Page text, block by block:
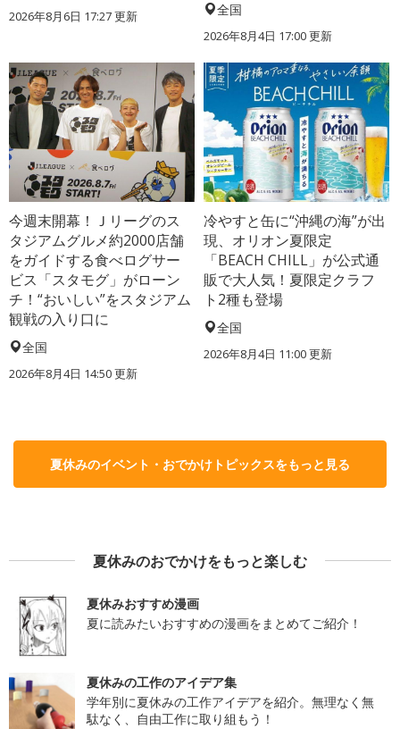
2026年8月6日 17:27更新 全国
2026年8月4日 17:00更新
今週末開幕！Ｊリーグのス
タジアムグルメ約2000店舗
をガイドする食べログサー
ビス「スタモグ」がローン
チ！“おいしい”をスタジアム
観戦の入り口に
全国
2026年8月4日 14:50更新
冷やすと缶に“沖縄の海”が出
現、オリオン夏限定
「BEACH CHILL」が公式通
販で大人気！夏限定クラフ
ト2種も登場
全国
2026年8月4日 11:00更新
夏休みのイベント・おでかけトピックスをもっと見る
夏休みのおでかけをもっと楽しむ
夏休みおすすめ漫画
夏に読みたいおすすめの漫画をまとめてご紹介！
夏休みの工作のアイデア集
学年別に夏休みの工作アイデアを紹介。無理なく無
駄なく、自由工作に取り組もう！